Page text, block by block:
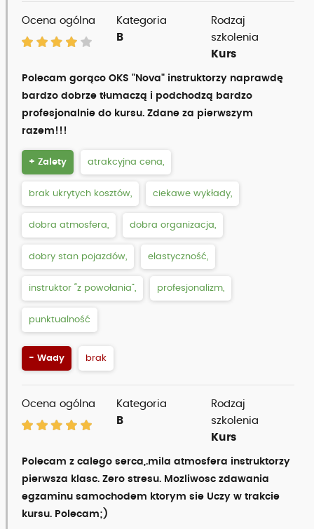
Ocena ogólna
Kategoria
B
Rodzaj
szkolenia
Kurs
Polecam gorąco OKS "Nova" instruktorzy naprawdę
bardzo dobrze tłumaczą i podchodzą bardzo
profesjonalnie do kursu. Zdane za pierwszym
razem!!!
+ Zalety atrakcyjna cena,
brak ukrytych kosztów, ciekawe wykłady,
dobra atmosfera, dobra organizacja,
dobry stan pojazdów, elastyczność,
instruktor “z powołania”, profesjonalizm,
punktualność
- Wady brak
Ocena ogólna
Kategoria
B
Rodzaj
szkolenia
Kurs
Polecam z calego serca,.mila atmosfera instruktorzy
pierwsza klasc. Zero stresu. Mozliwosc zdawania
egzaminu samochodem ktorym sie Uczy w trakcie
kursu. Polecam;)